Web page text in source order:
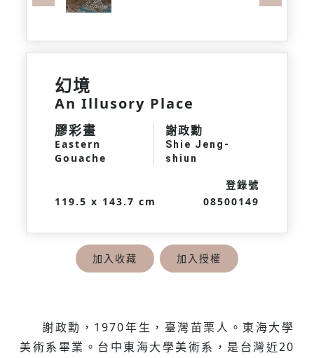
Previous
幻境
An Illusory Place
膠彩畫
Eastern
Gouache
謝政勳
Shie Jeng-
shiun
119.5 x 143.7 cm
登錄號
08500149
加入收藏 加入授權
謝政勳，1970年生，臺灣苗栗人。東海大學
美術系畢業。台中東海大學美術系，是台灣近20